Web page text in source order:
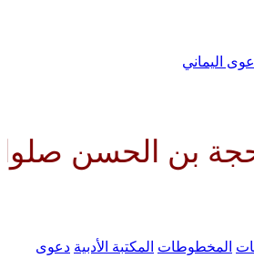
اليماني
صلواتك
المخطوطات المكتبة الأدبية دعوى